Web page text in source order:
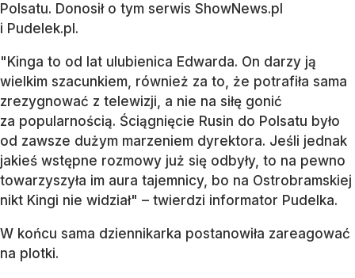
Polsatu. Donosił o tym serwis ShowNews.pl
i Pudelek.pl.
"Kinga to od lat ulubienica Edwarda. On darzy ją
wielkim szacunkiem, również za to, że potrafiła sama
zrezygnować z telewizji, a nie na siłę gonić
za popularnością. Ściągnięcie Rusin do Polsatu było
od zawsze dużym marzeniem dyrektora. Jeśli jednak
jakieś wstępne rozmowy już się odbyły, to na pewno
towarzyszyła im aura tajemnicy, bo na Ostrobramskiej
nikt Kingi nie widział" – twierdzi informator Pudelka.
W końcu sama dziennikarka postanowiła zareagować
na plotki.